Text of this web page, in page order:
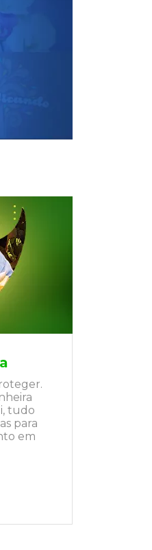
tudo
para
em